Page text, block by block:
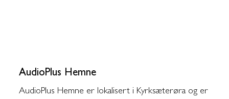
AudioPlus Hemne
AudioPlus Hemne er lokalisert i Kyrksæterøra og er